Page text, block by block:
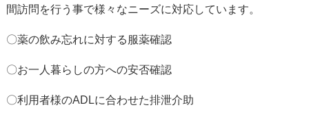
間訪問を行う事で様々なニーズに対応しています。
〇薬の飲み忘れに対する服薬確認
〇お一人暮らしの方への安否確認
〇利用者様のADLに合わせた排泄介助